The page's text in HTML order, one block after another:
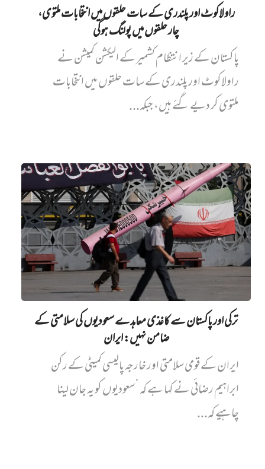
راولاکوٹ اور پلندری کے سات حلقوں میں انتخابات ملتوی،
چار حلقوں میں پولنگ ہوگی
پاکستان کے زیر انتظام کشمیر کے الیکشن کمیشن نے
راولاکوٹ اور پلندری کے سات حلقوں میں انتخابات
ملتوی کر دیے گئے ہیں، جبکہ...
ترکی اور پاکستان سے کاغذی معاہدے سعودیوں کی سلامتی کے
ضامن نہیں‌: ایران
ایران کے قومی سلامتی اور خارجہ پالیسی کمیٹی کے رکن
ابراہیم رضائی نے کہا ہے کہ ’سعودیوں کو یہ جان لینا
چاہیے کہ...